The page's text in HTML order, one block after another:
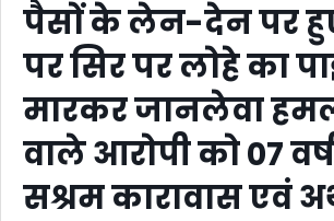
पैसों के लेन-देन पर
पर सिर पर लोहे का
मारकर जानलेवा
वाले आरोपी को 07
सश्रम कारावास एवं